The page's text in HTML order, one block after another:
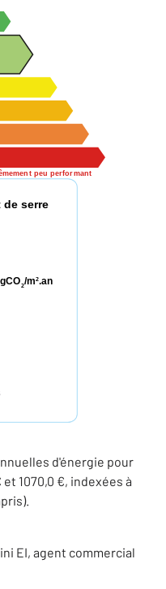
peu performant
de serre
2/m2.an
d'énergie pour
1070,0 €, indexées à
EI, agent commercial